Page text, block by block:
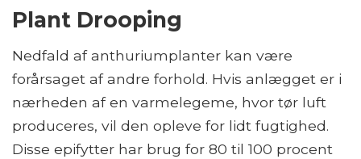
Plant Drooping
Nedfald af anthuriumplanter kan være
forårsaget af andre forhold. Hvis anlægget er i
nærheden af ​​en varmelegeme, hvor tør luft
produceres, vil den opleve for lidt fugtighed.
Disse epifytter har brug for 80 til 100 procent